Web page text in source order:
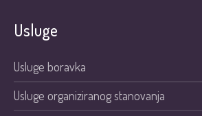
Usluge
Usluge boravka
Usluge organiziranog stanovanja